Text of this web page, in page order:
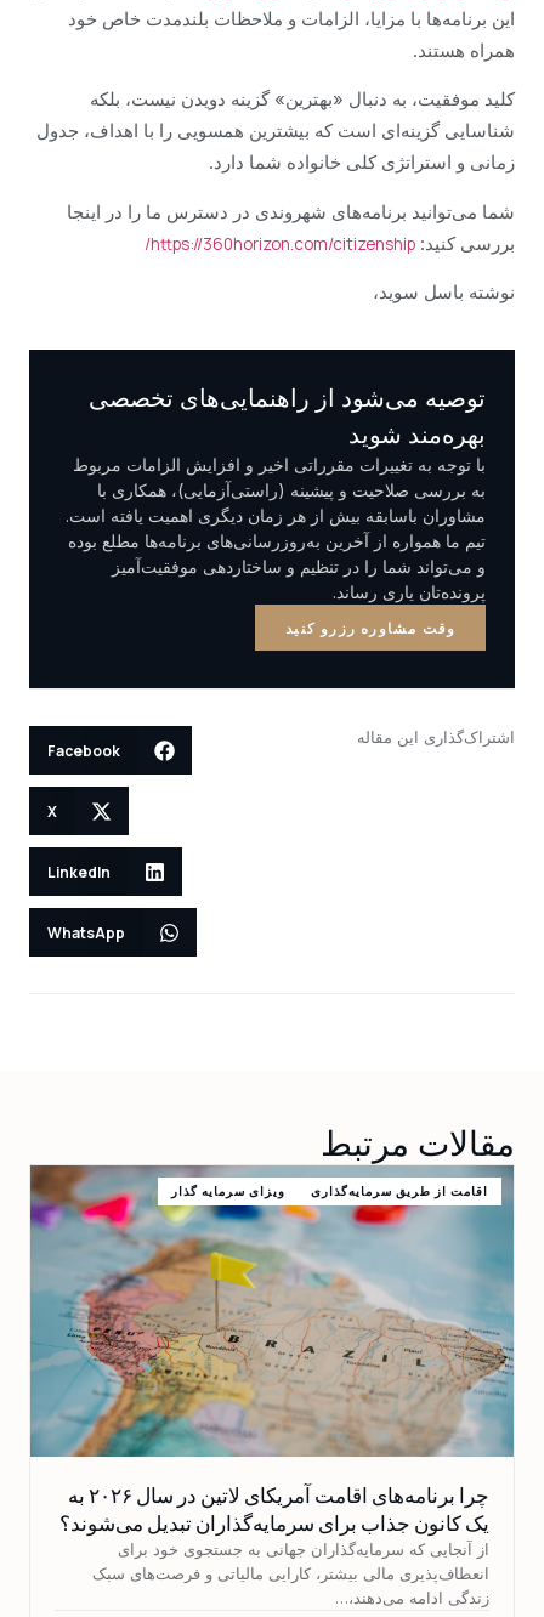
این برنامه‌ها با مزایا، الزامات و ملاحظات بلندمدت خاص خود
همراه هستند.
کلید موفقیت، به دنبال «بهترین» گزینه دویدن نیست، بلکه
شناسایی گزینه‌ای است که بیشترین همسویی را با اهداف، جدول
زمانی و استراتژی کلی خانواده شما دارد.
شما می‌توانید برنامه‌های شهروندی در دسترس ما را در اینجا
بررسی کنید: https://360horizon.com/citizenship/
نوشته باسل سوید،
توصیه می‌شود از راهنمایی‌های تخصصی
بهره‌مند شوید
با توجه به تغییرات مقرراتی اخیر و افزایش الزامات مربوط
به بررسی صلاحیت و پیشینه (راستی‌آزمایی)، همکاری با
مشاوران باسابقه بیش از هر زمان دیگری اهمیت یافته است.
تیم ما همواره از آخرین به‌روزرسانی‌های برنامه‌ها مطلع بوده
و می‌تواند شما را در تنظیم و ساختاردهی موفقیت‌آمیز
پرونده‌تان یاری رساند.
وقت مشاوره رزرو کنید
اشتراک‌گذاری این مقاله
Facebook
X
LinkedIn
WhatsApp
مقالات مرتبط
اقامت از طریق سرمایه‌گذاری ویزای سرمایه گذار
چرا برنامه‌های اقامت آمریکای لاتین در سال ۲۰۲۶ به
یک کانون جذاب برای سرمایه‌گذاران تبدیل می‌شوند؟
از آنجایی که سرمایه‌گذاران جهانی به جستجوی خود برای
انعطاف‌پذیری مالی بیشتر، کارایی مالیاتی و فرصت‌های سبک
زندگی ادامه می‌دهند،…